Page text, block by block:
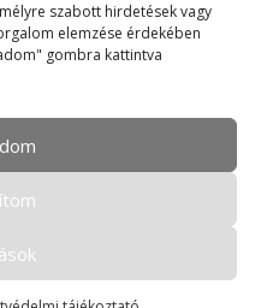
szabott hirdetések vagy
elemzése érdekében
gombra kattintva